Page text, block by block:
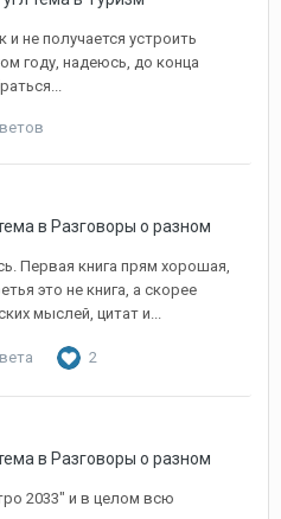
не получается устроить
году, надеюсь, до конца
в Разговоры о разном
Первая книга прям хорошая,
это не книга, а скорее
мыслей, цитат и...
2
в Разговоры о разном
2033" и в целом всю